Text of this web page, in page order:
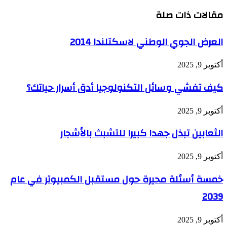
مقالات ذات صلة
العرض الجوي الوطني لاسكتلندا 2014
أكتوبر 9, 2025
كيف تفشي وسائل التكنولوجيا أدق أسرار حياتك؟
أكتوبر 9, 2025
الثعابين تبذل جهدا كبيرا للتشبث بالأشجار
أكتوبر 9, 2025
خمسة أسئلة محيرة حول مستقبل الكمبيوتر في عام
2039
أكتوبر 9, 2025